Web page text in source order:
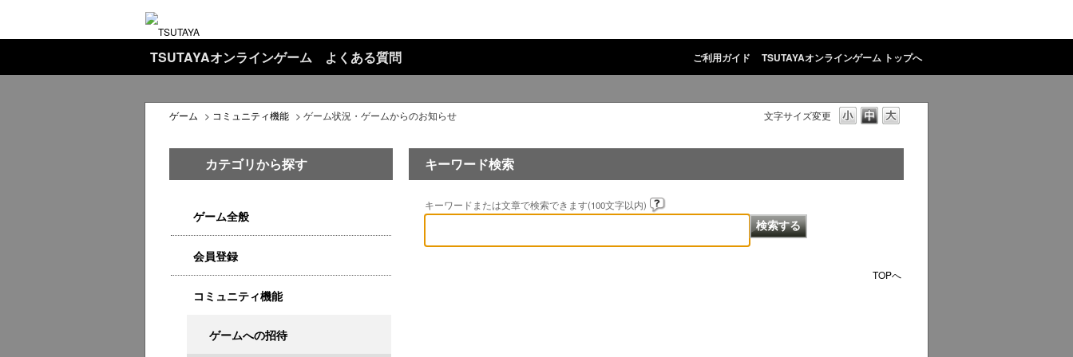
TSUTAYAオンラインゲーム よくある質問 ご利用ガイド TSUTAYAオンラインゲーム トップへ
文字サイズ変更
ゲーム > コミュニティ機能 > ゲーム状況・ゲームからのお知らせ
カテゴリから探す
ゲーム全般
会員登録
コミュニティ機能
ゲームへの招待
キーワード検索
キーワードまたは文章で検索できます(100文字以内)
TOPへ